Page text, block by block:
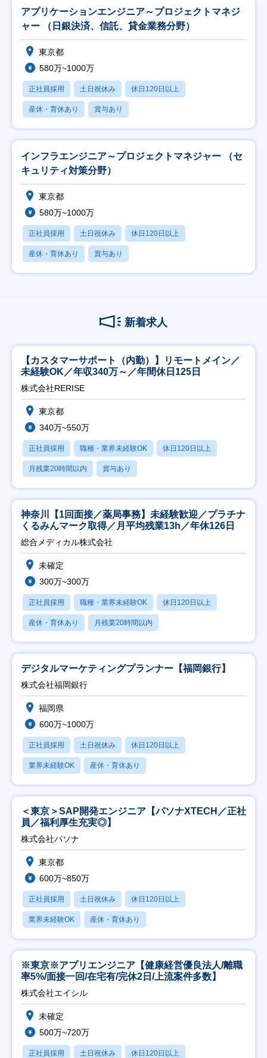
アプリケーションエンジニア～プロジェクトマネジ
ャー （日銀決済、信託、貸金業務分野）
東京都
580万~1000万
正社員採用 土日祝休み 休日120日以上
産休・育休あり 賞与あり
インフラエンジニア～プロジェクトマネジャー （セ
キュリティ対策分野）
東京都
580万~1000万
正社員採用 土日祝休み 休日120日以上
産休・育休あり 賞与あり
新着求人
【カスタマーサポート（内勤）】リモートメイン／
未経験OK／年収340万～／年間休日125日
株式会社RERISE
東京都
340万~550万
正社員採用 職種・業界未経験OK 休日120日以上
月残業20時間以内 賞与あり
神奈川【1回面接／薬局事務】未経験歓迎／プラチナ
くるみんマーク取得／月平均残業13h／年休126日
総合メディカル株式会社
未確定
300万~300万
正社員採用 職種・業界未経験OK 休日120日以上
産休・育休あり 月残業20時間以内
デジタルマーケティングプランナー【福岡銀行】
株式会社福岡銀行
福岡県
600万~1000万
正社員採用 土日祝休み 休日120日以上
業界未経験OK 産休・育休あり
＜東京＞SAP開発エンジニア【パソナXTECH／正社
員／福利厚生充実◎】
株式会社パソナ
東京都
600万~850万
正社員採用 土日祝休み 休日120日以上
業界未経験OK 産休・育休あり
※東京※アプリエンジニア【健康経営優良法人/離職
率5%/面接一回/在宅有/完休2日/上流案件多数】
株式会社エイシル
未確定
500万~720万
正社員採用 土日祝休み 休日120日以上